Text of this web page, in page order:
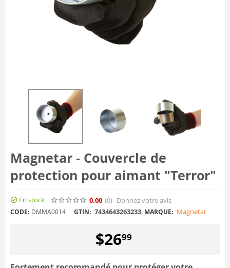
Magnetar - Couvercle de
protection pour aimant "Terror"
En stock 0.00 (0) Donnez votre avis
CODE: DMMA0014 GTIN: 7434643263233, MARQUE: Magnetar
$2699